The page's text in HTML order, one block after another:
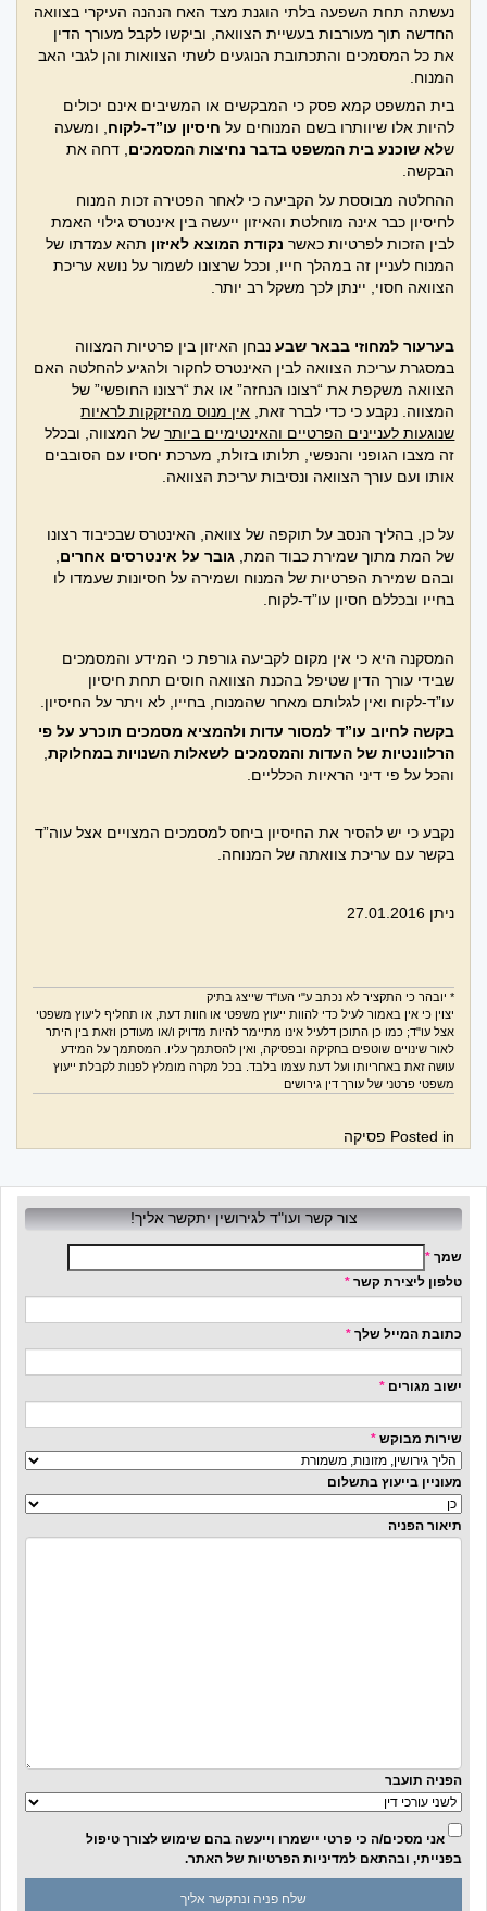
נעשתה תחת השפעה בלתי הוגנת מצד האח הנהנה העיקרי בצוואה
החדשה תוך מעורבות בעשיית הצוואה, וביקשו לקבל מעורך הדין
את כל המסמכים והתכתובת הנוגעים לשתי הצוואות והן לגבי האב
המנוח.
בית המשפט קמא פסק כי המבקשים או המשיבים אינם יכולים
להיות אלו שיוותרו בשם המנוחים על חיסיון עו”ד-לקוח, ומשעה
שלא שוכנע בית המשפט בדבר נחיצות המסמכים, דחה את
הבקשה.
ההחלטה מבוססת על הקביעה כי לאחר הפטירה זכות המנוח
לחיסיון כבר אינה מוחלטת והאיזון ייעשה בין אינטרס גילוי האמת
לבין הזכות לפרטיות כאשר נקודת המוצא לאיזון תהא עמדתו של
המנוח לעניין זה במהלך חייו, וככל שרצונו לשמור על נושא עריכת
הצוואה חסוי, יינתן לכך משקל רב יותר.
בערעור למחוזי בבאר שבענבחן האיזון בין פרטיות המצווה
במסגרת עריכת הצוואה לבין האינטרס לחקור ולהגיע להחלטה האם
הצוואה משקפת את “רצונו הנחזה” או את “רצונו החופשי” של
המצווה. נקבע כי כדי לברר זאת, אין מנוס מהיזקקות לראיות
שנוגעות לעניינים הפרטיים והאינטימיים ביותרשל המצווה, ובכלל
זה מצבו הגופני והנפשי, תלותו בזולת, מערכת יחסיו עם הסובבים
אותו ועם עורך הצוואה ונסיבות עריכת הצוואה.
על כן, בהליך הנסב על תוקפה של צוואה, האינטרס שבכיבוד רצונו
של המת מתוך שמירת כבוד המת, גובר על אינטרסים אחרים,
ובהם שמירת הפרטיות של המנוח ושמירה על חסיונות שעמדו לו
בחייו ובכללם חסיון עו”ד-לקוח.
המסקנה היא כי אין מקום לקביעה גורפת כי המידע והמסמכים
שבידי עורך הדין שטיפל בהכנת הצוואה חוסים תחת חיסיון
עו”ד-לקוח ואין לגלותם מאחר שהמנוח, בחייו, לא ויתר על החיסיון.
בקשה לחיוב עו”ד למסור עדות ולהמציא מסמכים תוכרע על פי
הרלוונטיות של העדות והמסמכים לשאלות השנויות במחלוקת,
והכל על פי דיני הראיות הכלליים.
נקבע כי יש להסיר את החיסיון ביחס למסמכים המצויים אצל עוה”ד
בקשר עם עריכת צוואתה של המנוחה.
ניתן 27.01.2016
* יובהר כי התקציר לא נכתב ע"י העו"ד שייצג בתיק
יצוין כי אין באמור לעיל כדי להוות ייעוץ משפטי או חוות דעת, או תחליף ליעוץ משפטי
אצל עו"ד; כמו כן התוכן דלעיל אינו מתיימר להיות מדויק ו/או מעודכן וזאת בין היתר
לאור שינויים שוטפים בחקיקה ובפסיקה, ואין להסתמך עליו. המסתמך על המידע
עושה זאת באחריותו ועל דעת עצמו בלבד. בכל מקרה מומלץ לפנות לקבלת ייעוץ
משפטי פרטני של עורך דין גירושים
Posted in פסיקה
צור קשר ועו"ד לגירושין יתקשר אליך!
שמך *
טלפון ליצירת קשר *
כתובת המייל שלך *
ישוב מגורים *
שירות מבוקש *
מעוניין בייעוץ בתשלום
תיאור הפניה
הפניה תועבר
אני מסכים/ה כי פרטי יישמרו וייעשה בהם שימוש לצורך טיפול
בפנייתי, ובהתאם למדיניות הפרטיות של האתר.